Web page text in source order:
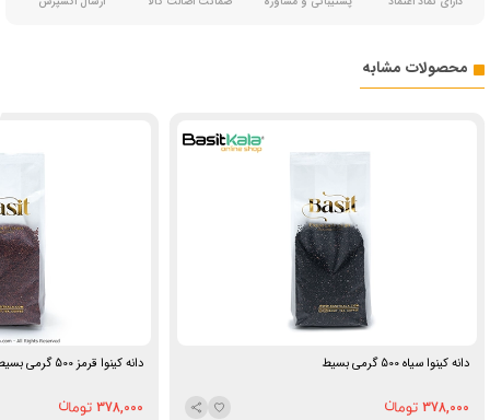
محصولات مشابه
دانه کینوا سیاه 500 گرمی بسیط
378,000
دانه کینوا قرمز 500 گرمی بسیط
378,000